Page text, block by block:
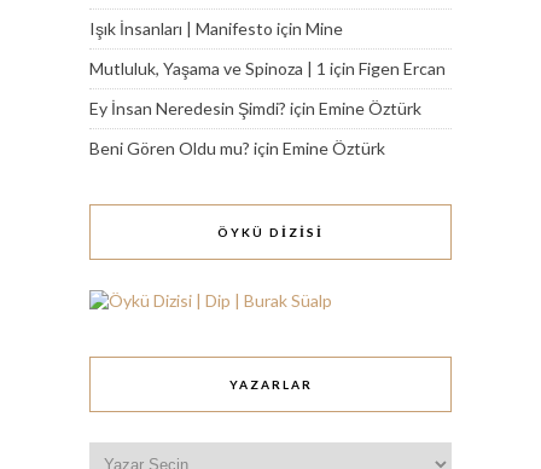
Işık İnsanları | Manifesto için Mine
Mutluluk, Yaşama ve Spinoza | 1 için Figen Ercan
Ey İnsan Neredesin Şimdi? için Emine Öztürk
Beni Gören Oldu mu? için Emine Öztürk
ÖYKÜ DİZİSİ
YAZARLAR